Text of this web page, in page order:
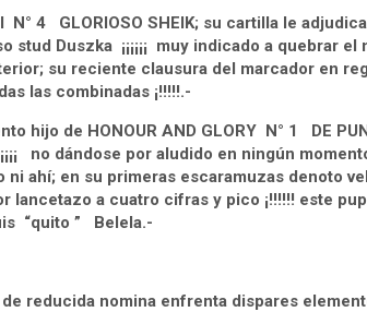
4 GLORIOSO SHEIK; su cartilla le
stud Duszka ¡¡¡¡¡¡ muy indicado a quebrar
su reciente clausura del marcador en
las combinadas ¡!!!!!.-
hijo de HONOUR AND GLORY N° 1 DE
no dándose por aludido en ningún
ahí; en su primeras escaramuzas denoto
lancetazo a cuatro cifras y pico ¡!!!!!! este
“quito ” Belela.-
reducida nomina enfrenta dispares